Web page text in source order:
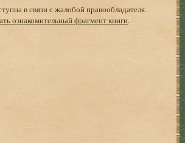
в связи с жалобой правообладателя.
ознакомительный фрагмент книги.